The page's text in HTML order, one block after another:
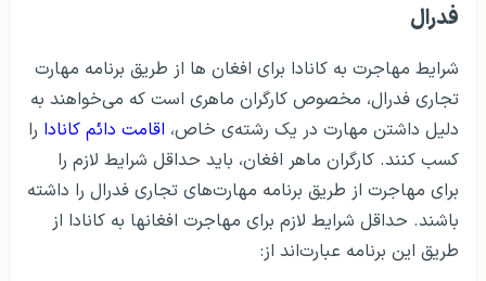
فدرال
شرایط مهاجرت به کانادا برای افغان ها از طریق برنامه مهارت
تجاری فدرال، مخصوص کارگران ماهری است که می‌خواهند به
دلیل داشتن مهارت در یک رشته‌ی خاص، اقامت دائم کانادا را
کسب کنند. کارگران ماهر افغان، باید حداقل شرایط لازم را
برای مهاجرت از طریق برنامه‌‌ مهارت‌های تجاری فدرال را داشته
باشند. حداقل شرایط لازم برای مهاجرت افغانها به کانادا از
طریق این برنامه‌‌ عبارت‌اند از: